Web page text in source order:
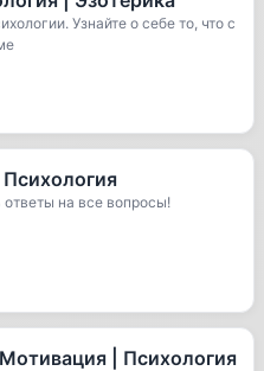
Узнайте о себе то, что с
ответы на все вопросы!
| Психология